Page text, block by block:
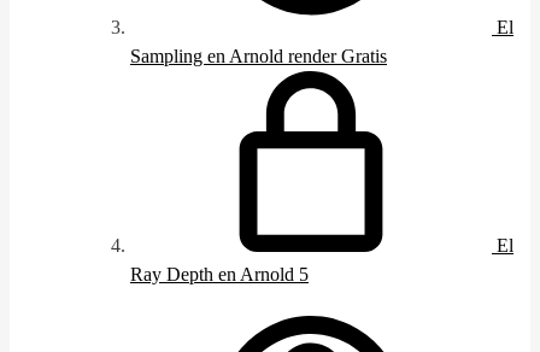
El
Sampling en Arnold renderGratis
El
Ray Depth en Arnold 5